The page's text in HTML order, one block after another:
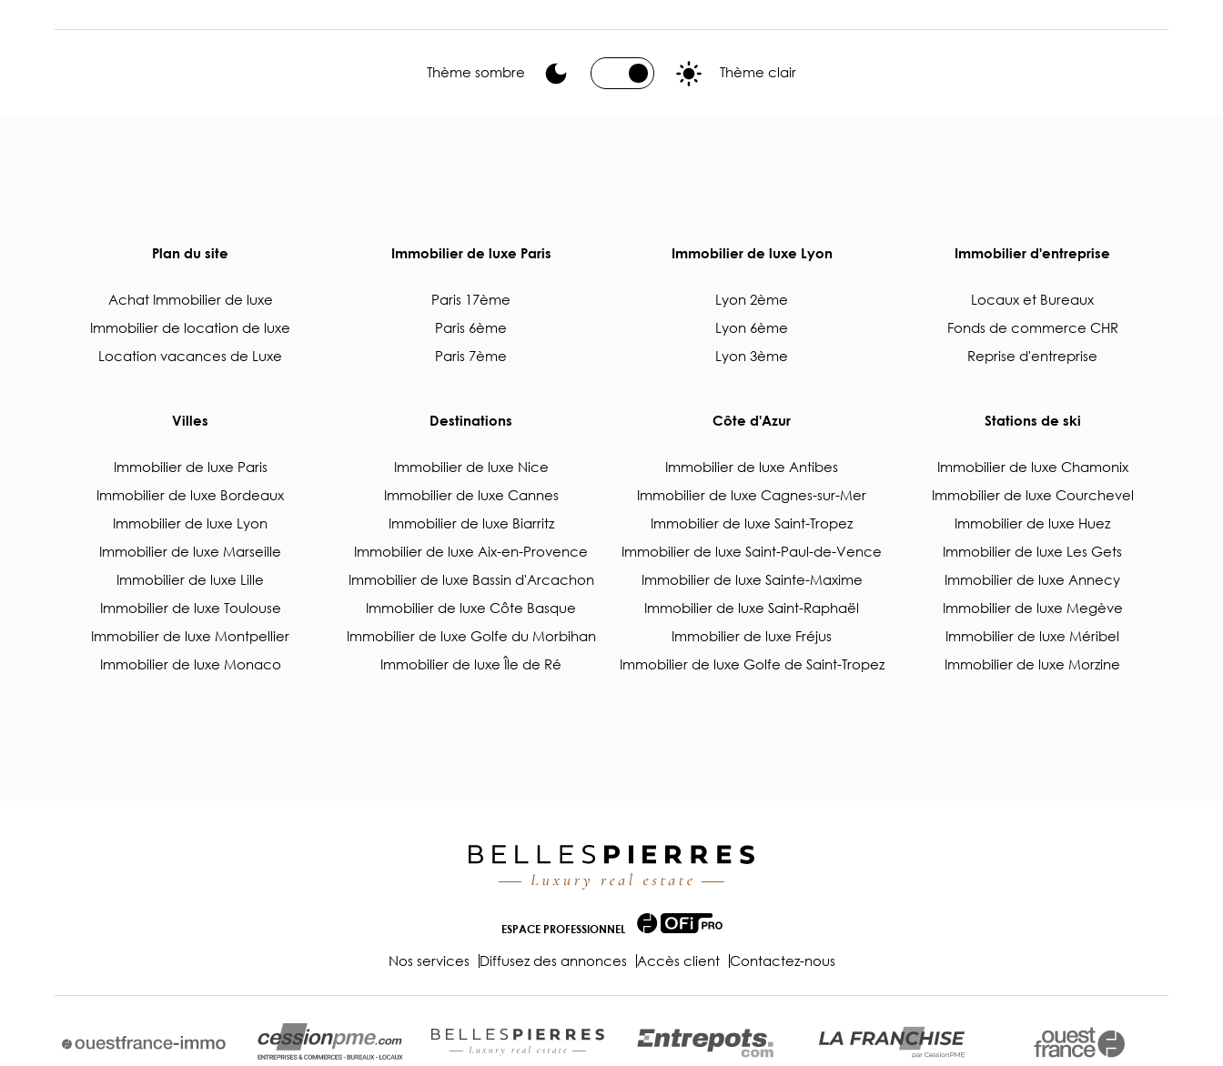
Thème sombre Thème clair
Plan du site
Achat Immobilier de luxe
Immobilier de location de luxe
Location vacances de Luxe
Immobilier de luxe Paris
Paris 17ème
Paris 6ème
Paris 7ème
Immobilier de luxe Lyon
Lyon 2ème
Lyon 6ème
Lyon 3ème
Immobilier d'entreprise
Locaux et Bureaux
Fonds de commerce CHR
Reprise d'entreprise
Villes
Immobilier de luxe Paris
Immobilier de luxe Bordeaux
Immobilier de luxe Lyon
Immobilier de luxe Marseille
Immobilier de luxe Lille
Immobilier de luxe Toulouse
Immobilier de luxe Montpellier
Immobilier de luxe Monaco
Destinations
Immobilier de luxe Nice
Immobilier de luxe Cannes
Immobilier de luxe Biarritz
Immobilier de luxe Aix-en-Provence
Immobilier de luxe Bassin d'Arcachon
Immobilier de luxe Côte Basque
Immobilier de luxe Golfe du Morbihan
Immobilier de luxe Île de Ré
Côte d'Azur
Immobilier de luxe Antibes
Immobilier de luxe Cagnes-sur-Mer
Immobilier de luxe Saint-Tropez
Immobilier de luxe Saint-Paul-de-Vence
Immobilier de luxe Sainte-Maxime
Immobilier de luxe Saint-Raphaël
Immobilier de luxe Fréjus
Immobilier de luxe Golfe de Saint-Tropez
Stations de ski
Immobilier de luxe Chamonix
Immobilier de luxe Courchevel
Immobilier de luxe Huez
Immobilier de luxe Les Gets
Immobilier de luxe Annecy
Immobilier de luxe Megève
Immobilier de luxe Méribel
Immobilier de luxe Morzine
ESPACE PROFESSIONNEL
Nos services Diffusez des annonces Accès client Contactez-nous